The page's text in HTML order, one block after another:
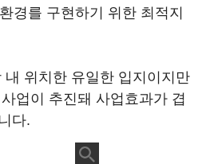
경를 구현하기 위한 최적지
내 위치한 유일한 입지이지만
업이 추진돼 사업효과가 겹
다.